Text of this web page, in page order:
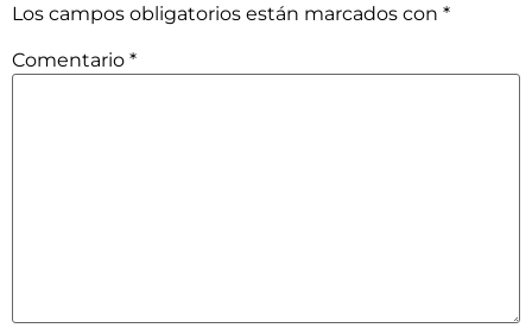
Los campos obligatorios están marcados con *
Comentario *